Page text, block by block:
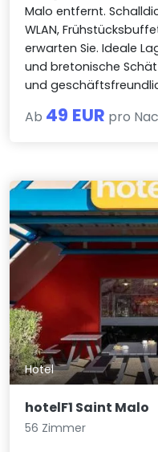
Malo entfernt.
WLAN,
erwarten Sie. Ideale
und bretonische
und
Ab 49 EUR pro
Hotel
hotelF1 Saint Malo
56 Zimmer